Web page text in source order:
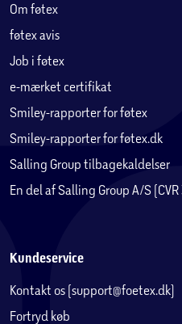
Om føtex
føtex avis
Job i føtex
e-mærket certifikat
Smiley-rapporter for føtex
Smiley-rapporter for føtex.dk
Salling Group tilbagekaldelser
En del af Salling Group A/S
Kundeservice
Kontakt os (support@foetex.dk)
Fortryd køb